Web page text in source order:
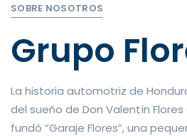
SOBRE NOSOTROS
Grupo
La historia automotriz de
del sueño de Don Valentín Flores
fundó “Garaje Flores”, una